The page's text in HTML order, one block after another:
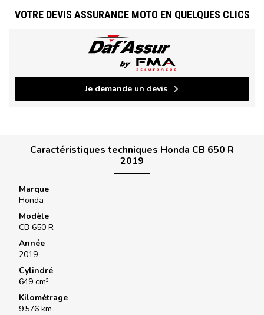
VOTRE DEVIS ASSURANCE MOTO EN QUELQUES CLICS
Je demande un devis
Caractéristiques techniques Honda CB 650 R
2019
Marque
Honda
Modèle
CB 650 R
Année
2019
Cylindré
649 cm³
Kilométrage
9 576 km